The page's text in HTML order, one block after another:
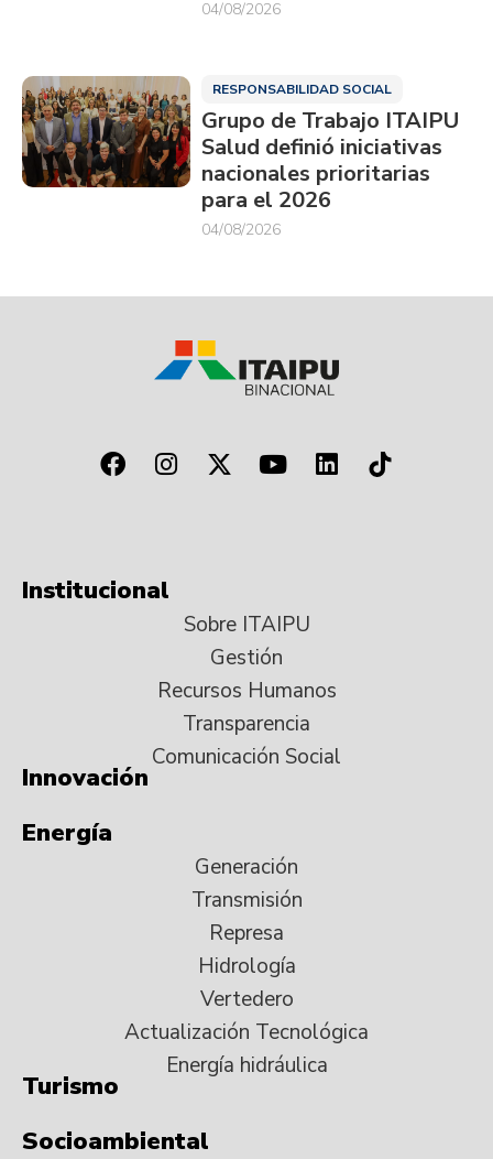
04/08/2026
RESPONSABILIDAD SOCIAL
Grupo de Trabajo ITAIPU
Salud definió iniciativas
nacionales prioritarias
para el 2026
04/08/2026
Institucional
Sobre ITAIPU
Gestión
Recursos Humanos
Transparencia
Comunicación Social
Innovación
Energía
Generación
Transmisión
Represa
Hidrología
Vertedero
Actualización Tecnológica
Energía hidráulica
Turismo
Socioambiental